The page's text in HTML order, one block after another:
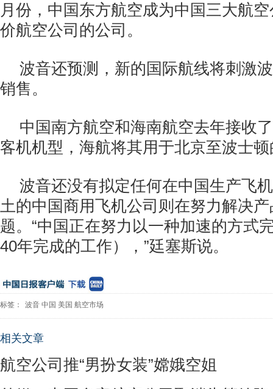
月份，中国东方航空成为中国三大航
价航空公司的公司。
波音还预测，新的国际航线将刺激
销售。
中国南方航空和海南航空去年接收
客机机型，海航将其用于北京至波士
波音还没有拟定任何在中国生产飞
土的中国商用飞机公司则在努力解决
题。“中国正在努力以一种加速的方式
40年完成的工作），”廷塞斯说。
标签： 波音 中国 美国 航空市场
相关文章
航空公司推“男扮女装”嫦娥空姐